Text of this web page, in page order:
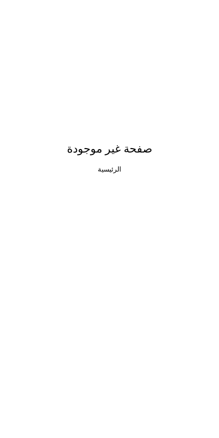
صفحة غير موجودة
الرئيسية